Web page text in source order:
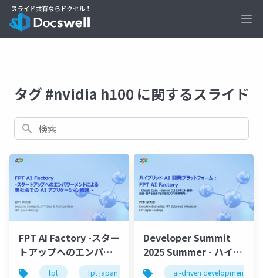
タグ #nvidia h100 に関するスライド
検索
FPT AI Factory -スター
トアップへのエンパワ
ーメントによる実社会
fpt fpt japan ai genai nvidia
Developer Summit
2025 Summer - ハイブ
リッドAI開発プラット
ai-driven development